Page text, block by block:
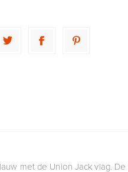
met de Union Jack vlag.